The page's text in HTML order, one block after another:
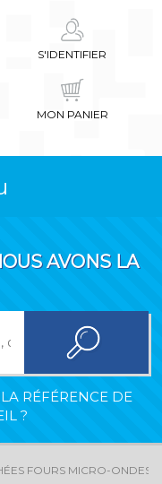
S'IDENTIFIER
MON PANIER
AVONS LA
RÉFÉRENCE DE
?
FOURS MICRO-ONDES